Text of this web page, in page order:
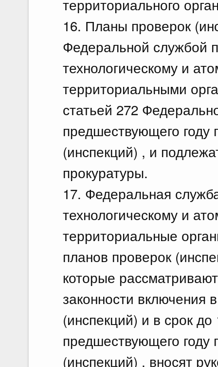
территориального
16. Планы проверок
Федеральной службой
технологическому и
территориальными
статьей 272
предшествующего году
(инспекций) , и
прокуратуры.
17. Федеральная
технологическому и
территориальные
планов проверок
которые
законности включения
(инспекций) и в срок до
предшествующего году
(инспекций) , вносят